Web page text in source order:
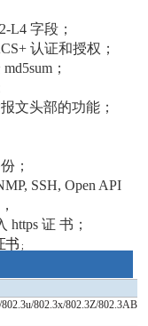
L4 字段；
认证和授权；
；
文头部的功能；
；
SSH, Open API
https 证 书；
书 ;
规格
802.3x/802.3Z/802.3AB